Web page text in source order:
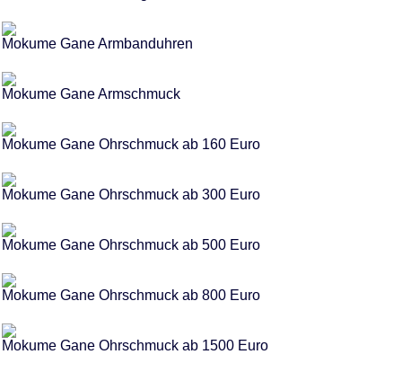
Mokume Gane Armbanduhren
Mokume Gane Armschmuck
Mokume Gane Ohrschmuck ab 160 Euro
Mokume Gane Ohrschmuck ab 300 Euro
Mokume Gane Ohrschmuck ab 500 Euro
Mokume Gane Ohrschmuck ab 800 Euro
Mokume Gane Ohrschmuck ab 1500 Euro